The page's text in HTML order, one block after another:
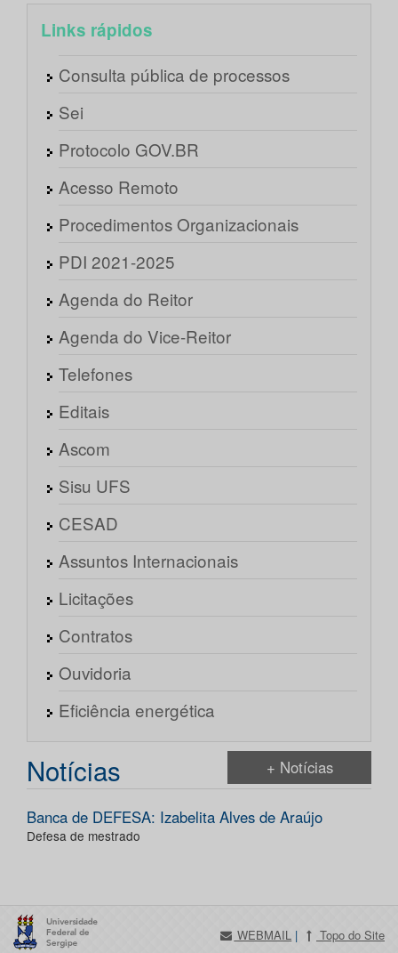
Links rápidos
Consulta pública de processos
Sei
Protocolo GOV.BR
Acesso Remoto
Procedimentos Organizacionais
PDI 2021-2025
Agenda do Reitor
Agenda do Vice-Reitor
Telefones
Editais
Ascom
Sisu UFS
CESAD
Assuntos Internacionais
Licitações
Contratos
Ouvidoria
Eficiência energética
Notícias + Notícias
Banca de DEFESA: Izabelita Alves de Araújo
Defesa de mestrado
WEBMAIL | Topo do Site